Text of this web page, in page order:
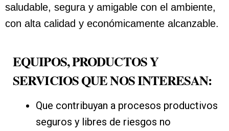
saludable, segura y amigable con el ambiente,
con alta calidad y económicamente alcanzable.
EQUIPOS, PRODUCTOS Y
SERVICIOS QUE NOS INTERESAN:
Que contribuyan a procesos productivos
seguros y libres de riesgos no